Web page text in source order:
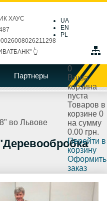
UA
EN
PL
ХАУС
👆
Партнеры
0
Ваша
корзина
пуста
Товаров в
корзине 0
на сумму
0.00 грн.
Перейти в
корзину
Оформить
заказ
во Львове